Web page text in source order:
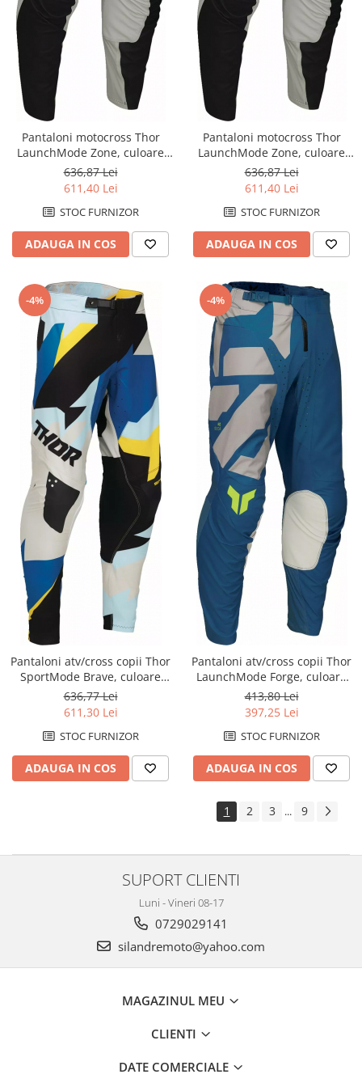
Pantaloni motocross Thor
LaunchMode Zone, culoare
gri/negru, marime 42
636,87 Lei
611,40 Lei
STOC FURNIZOR
ADAUGA IN COS
Pantaloni motocross Thor
LaunchMode Zone, culoare
gri/negru, marime 44
636,87 Lei
611,40 Lei
STOC FURNIZOR
ADAUGA IN COS
-4%
Pantaloni atv/cross copii Thor
SportMode Brave, culoare
multicolor, marime 24
636,77 Lei
611,30 Lei
STOC FURNIZOR
ADAUGA IN COS
-4%
Pantaloni atv/cross copii Thor
LaunchMode Forge, culoare
albastru, marime 18
413,80 Lei
397,25 Lei
STOC FURNIZOR
ADAUGA IN COS
1 2 3 ... 9
SUPORT CLIENTI
Luni - Vineri 08-17
0729029141
silandremoto@yahoo.com
MAGAZINUL MEU
CLIENTI
DATE COMERCIALE